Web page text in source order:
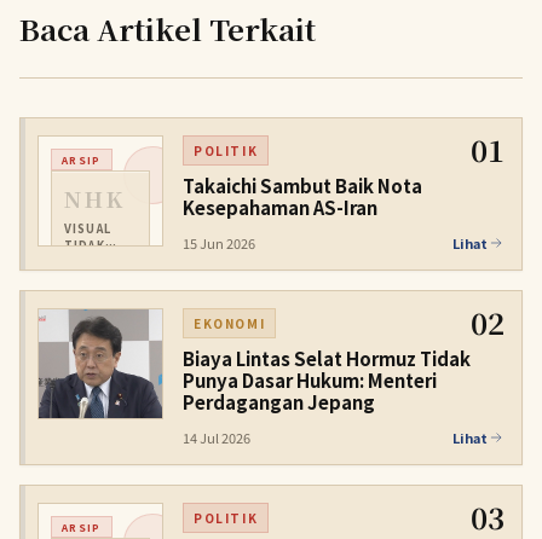
Baca Artikel Terkait
ARSIP
NHK
VISUAL
TIDAK
POLITIK 01
Takaichi Sambut Baik Nota
Kesepahaman AS-Iran
15 Jun 2026 Lihat
EKONOMI 02
Biaya Lintas Selat Hormuz Tidak
Punya Dasar Hukum: Menteri
Perdagangan Jepang
14 Jul 2026 Lihat
ARSIP POLITIK 03